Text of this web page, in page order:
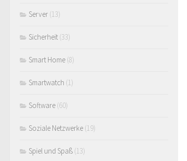
Server (13)
Sicherheit (33)
Smart Home (8)
Smartwatch (1)
Software (60)
Soziale Netzwerke (19)
Spiel und Spaß (13)